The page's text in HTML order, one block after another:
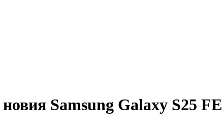
Samsung Galaxy S25 FE